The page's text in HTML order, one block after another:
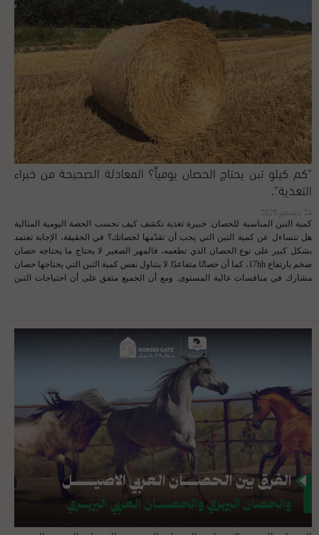
“كم كيلو تبن يحتاج الحصان يومياً؟ المعادلة الصحيحة من خبراء
التغذية”.
24 ديسمبر,2025
كمية التبن المناسبة للحصان: خبيرة تغذية تكشف كيف تحسب الحصة اليومية المثالية
هل تتساءل عن كمية التبن التي يجب أن تقدّمها لحصانك؟ في الحقيقة، الإجابة تعتمد
بشكل كبير على نوع الحصان الذي تطعمه، فالمهر الصغير لا يحتاج ما يحتاجه حصان
ضخم بارتفاع 17hh، كما أن حصانًا متقاعدًا لا يتناول نفس كمية التبن التي يحتاجها حصان
مشارك في منافسات عالية المستوى. ومع أن الجميع متفق على أن احتياجات التبن
لجهاز الحصان الهضمي بالعمل بشكل مستمر — كما خُلِق ليفعل في الطبيعة. لكن
الإفراط في تقديم التبن يمكن أن يشكّل مشكلة للخيول: التي تميل لزيادة الوزن أو التي
تلتهم حصتها بسرعة كبيرة، مما يدفع المالك إلى زيادة الكمية وتحذّر خبيرة التغذية
المستقلة كلير ماكلاود: “المشكلة في التقديم الحر للتبن أن العديد من الخيول ستُفرط
في الأكل وتصبح بدينة — حتى عند تناول تبن عادي الجودة.” وإذا كان من غير الممكن
تقديم التبن بشكل حر، يجب حساب الكمية ...